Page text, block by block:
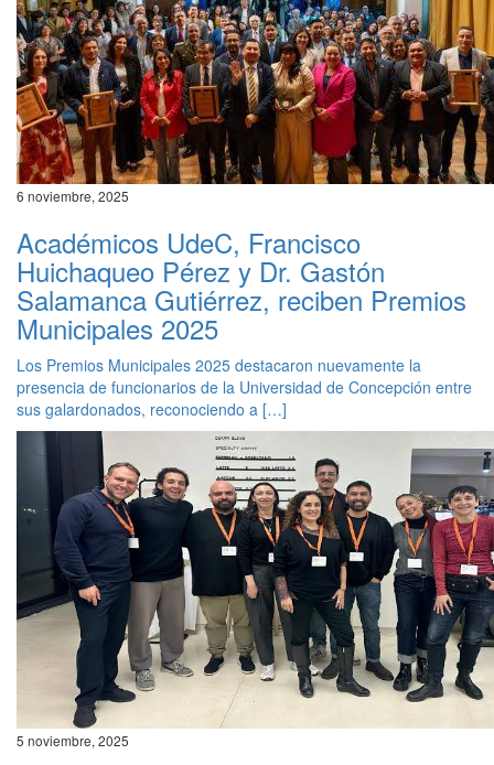
6 noviembre, 2025
Académicos UdeC, Francisco
Huichaqueo Pérez y Dr. Gastón
Salamanca Gutiérrez, reciben Premios
Municipales 2025
Los Premios Municipales 2025 destacaron nuevamente la
presencia de funcionarios de la Universidad de Concepción entre
sus galardonados, reconociendo a […]
5 noviembre, 2025